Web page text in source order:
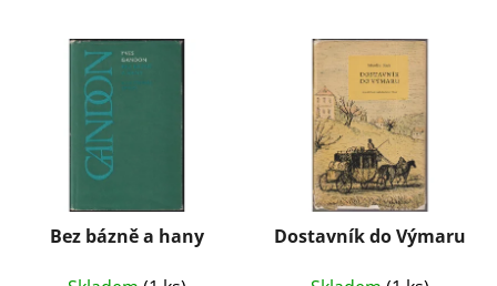
Bez bázně a hany Dostavník do Výmaru